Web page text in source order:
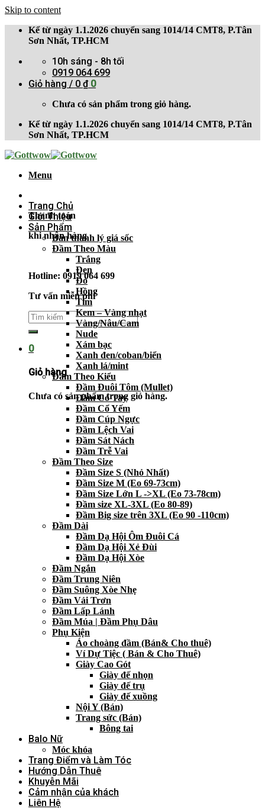
Skip to content
Kể từ ngày 1.1.2026 chuyển sang 1014/14 CMT8, P.Tân
Sơn Nhất, TP.HCM
10h sáng - 8h tối
0919 064 699
Giỏ hàng / 0 ₫ 0
Chưa có sản phẩm trong giỏ hàng.
Kể từ ngày 1.1.2026 chuyển sang 1014/14 CMT8, P.Tân
Sơn Nhất, TP.HCM
Menu
Thanh toán
khi nhận hàng
Hotline: 0919 064 699
Tư vấn miễn phí
0
Giỏ hàng
Chưa có sản phẩm trong giỏ hàng.
Trang Chủ
Giới Thiệu
Sản Phẩm
Bán thanh lý giá sốc
Đầm Theo Màu
Trắng
Đen
Đỏ
Hồng
Tím
Kem – Vàng nhạt
Vàng/Nâu/Cam
Nude
Xám bạc
Xanh đen/coban/biển
Xanh lá/mint
Đầm Theo Kiểu
Đầm Đuôi Tôm (Mullet)
Đầm Có Tay
Đầm Cổ Yếm
Đầm Cúp Ngực
Đầm Lệch Vai
Đầm Sát Nách
Đầm Trễ Vai
Đầm Theo Size
Đầm Size S (Nhỏ Nhất)
Đầm Size M (Eo 69-73cm)
Đầm Size Lớn L ->XL (Eo 73-78cm)
Đầm size XL-3XL (Eo 80-89)
Đầm Big size trên 3XL (Eo 90 -110cm)
Đầm Dài
Đầm Dạ Hội Ôm Đuôi Cá
Đầm Dạ Hội Xẻ Đùi
Đầm Dạ Hội Xòe
Đầm Ngắn
Đầm Trung Niên
Đầm Suông Xòe Nhẹ
Đầm Vải Trơn
Đầm Lấp Lánh
Đầm Múa | Đầm Phụ Dâu
Phụ Kiện
Áo choàng đầm (Bán& Cho thuê)
Ví Dự Tiệc ( Bán & Cho Thuê)
Giày Cao Gót
Giày đế nhọn
Giày đế trụ
Giày đế xuồng
Nội Y (Bán)
Trang sức (Bán)
Bông tai
Balo Nữ
Móc khóa
Trang Điểm và Làm Tóc
Hướng Dẫn Thuê
Khuyễn Mãi
Cảm nhận của khách
Liên Hệ